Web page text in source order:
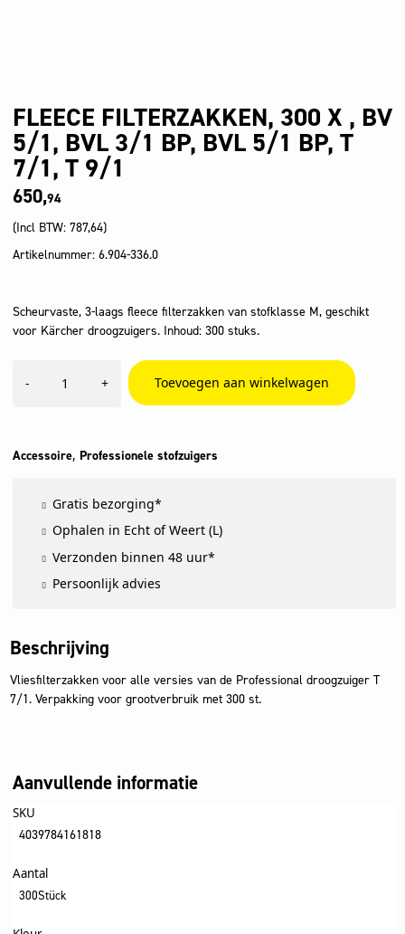
FLEECE FILTERZAKKEN, 300 X , BV
5/1, BVL 3/1 BP, BVL 5/1 BP, T
7/1, T 9/1
650,94
(Incl BTW: 787,64)
Artikelnummer: 6.904-336.0
Scheurvaste, 3-laags fleece filterzakken van stofklasse M, geschikt
voor Kärcher droogzuigers. Inhoud: 300 stuks.
-
filterzakken,
BV
9/1
+ Toevoegen aan winkelwagen
Accessoire, Professionele stofzuigers
Gratis bezorging*
Ophalen in Echt of Weert (L)
Verzonden binnen 48 uur*
Persoonlijk advies
Beschrijving
Vliesfilterzakken voor alle versies van de Professional droogzuiger T
7/1. Verpakking voor grootverbruik met 300 st.
Aanvullende informatie
SKU
4039784161818
Aantal
300Stück